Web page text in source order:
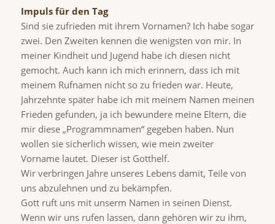
Impuls für den Tag
Sind sie zufrieden mit ihrem Vornamen? Ich habe sogar
zwei. Den Zweiten kennen die wenigsten von mir. In
meiner Kindheit und Jugend habe ich diesen nicht
gemocht. Auch kann ich mich erinnern, dass ich mit
meinem Rufnamen nicht so zu frieden war. Heute,
Jahrzehnte später habe ich mit meinem Namen meinen
Frieden gefunden, ja ich bewundere meine Eltern, die
mir diese „Programmnamen“ gegeben haben. Nun
wollen sie sicherlich wissen, wie mein zweiter
Vorname lautet. Dieser ist Gotthelf.
Wir verbringen Jahre unseres Lebens damit, Teile von
uns abzulehnen und zu bekämpfen.
Gott ruft uns mit unserm Namen in seinen Dienst.
Wenn wir uns rufen lassen, dann gehören wir zu ihm,